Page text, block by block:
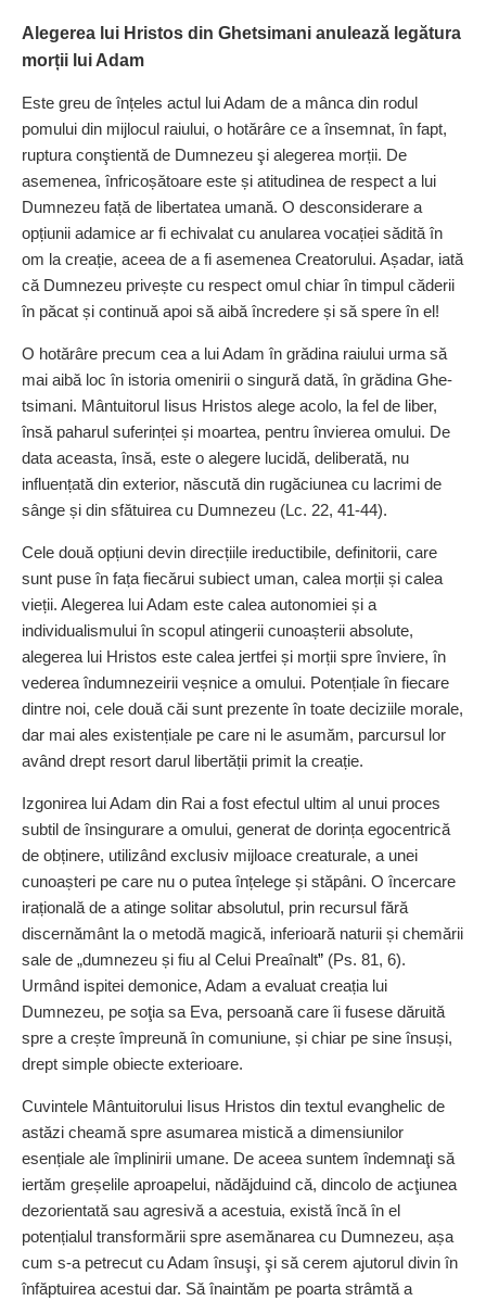
Alegerea lui Hristos din Ghetsimani anulează legătura
morții lui Adam
Este greu de înțeles actul lui Adam de a mânca din rodul
pomului din mijlocul raiului, o hotărâre ce a însemnat, în fapt,
ruptura conştientă de Dumnezeu şi alegerea morții. De
asemenea, înfricoșătoare este și atitudinea de respect a lui
Dumnezeu față de libertatea umană. O desconsiderare a
opțiunii adamice ar fi echivalat cu anularea vocației sădită în
om la creație, aceea de a fi asemenea Creatorului. Așa­dar, iată
că Dumnezeu privește cu respect omul chiar în timpul căderii
în păcat și continuă apoi să aibă încredere și să spere în el!
O hotărâre precum cea a lui Adam în grădina raiului urma să
mai aibă loc în istoria omenirii o singură dată, în grădina Ghe­
tsimani. Mântuitorul Iisus Hristos alege acolo, la fel de liber,
însă paharul suferinței și moartea, pentru învierea omului. De
data aceasta, însă, este o alegere lucidă, deliberată, nu
influențată din exterior, născută din rugăciunea cu lacrimi de
sânge și din sfătuirea cu Dumnezeu (Lc. 22, 41-44).
Cele două opțiuni devin direcțiile ireductibile, definitorii, care
sunt puse în fața fiecărui subiect uman, calea morții și calea
vieții. Alegerea lui Adam este calea autonomiei și a
individualismului în scopul atingerii cu­noașterii absolute,
alegerea lui Hristos este calea jertfei și morții spre înviere, în
vederea îndumnezeirii veșnice a omului. Poten­țiale în fiecare
dintre noi, cele două căi sunt prezente în toate deciziile morale,
dar mai ales exis­tențiale pe care ni le asumăm, parcursul lor
având drept resort darul libertății primit la creație.
Izgonirea lui Adam din Rai a fost efectul ultim al unui proces
subtil de însingurare a omului, generat de dorința egocentrică
de obținere, utilizând exclusiv mijloace creaturale, a unei
cunoașteri pe care nu o putea înțelege și stăpâni. O încercare
irațională de a atinge solitar absolutul, prin recursul fără
discernământ la o metodă magică, inferioară naturii și chemării
sale de „dumnezeu și fiu al Celui Preaînalt” (Ps. 81, 6).
Urmând ispitei demonice, Adam a evaluat creația lui
Dumnezeu, pe soţia sa Eva, persoană care îi fusese dăruită
spre a crește împreună în comuniune, și chiar pe sine însuși,
drept simple obiecte exterioare.
Cuvintele Mântuitorului Iisus Hristos din textul evanghelic de
astăzi cheamă spre asumarea mistică a dimensiunilor
esențiale ale împlinirii umane. De aceea suntem îndemnaţi să
iertăm greșelile aproapelui, nădăjduind că, dincolo de acţiunea
dezorientată sau agresivă a acestuia, există încă în el
potențialul transformării spre asemănarea cu Dumnezeu, așa
cum s-a petrecut cu Adam însuşi, şi să cerem ajutorul divin în
înfăptuirea acestui dar. Să înaintăm pe poarta strâmtă a